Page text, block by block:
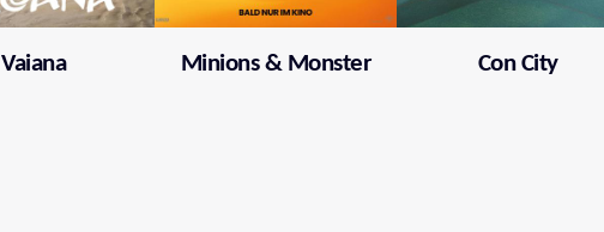
Vaiana Minions & Monster Con City